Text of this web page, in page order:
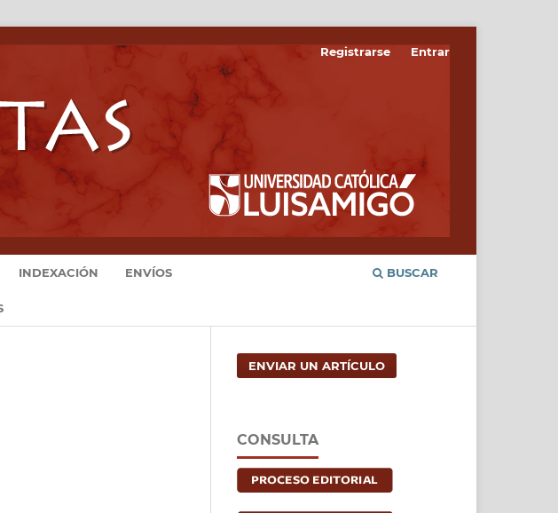
INDEXACIÓN ENVÍOS BUSCAR
Registrarse Entrar
ENVIAR UN ARTÍCULO
CONSULTA